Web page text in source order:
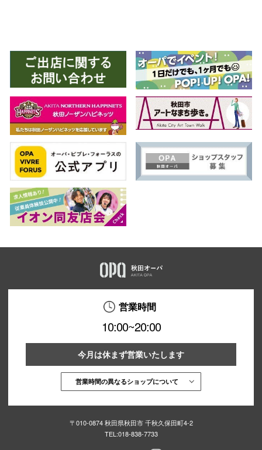
営業時間
10:00~20:00
今月は休まず営業いたします
営業時間の異なるショップについて
〒010-0874 秋田県秋田市 千秋久保田町4-2
TEL:018-838-7733